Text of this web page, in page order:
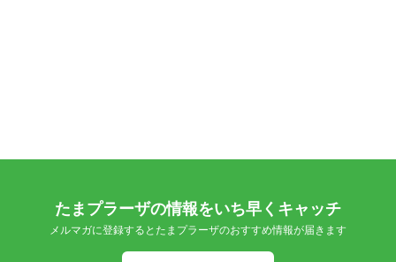
たまプラーザの情報をいち早くキャッチ
メルマガに登録するとたまプラーザのおすすめ情報が届きます